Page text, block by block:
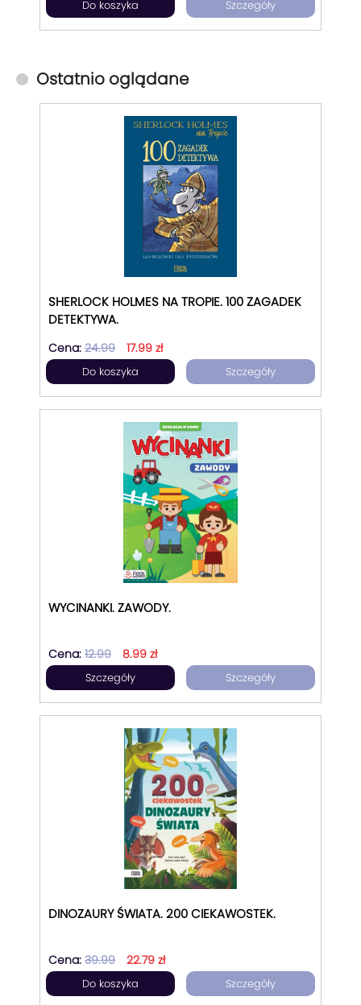
Do koszyka Szczegóły
Ostatnio oglądane
SHERLOCK HOLMES NA TROPIE. 100 ZAGADEK
DETEKTYWA.
Cena: 24.99 17.99 zł
Do koszyka Szczegóły
WYCINANKI. ZAWODY.
Cena: 12.99 8.99 zł
Szczegóły Szczegóły
DINOZAURY ŚWIATA. 200 CIEKAWOSTEK.
Cena: 39.99 22.79 zł
Do koszyka Szczegóły